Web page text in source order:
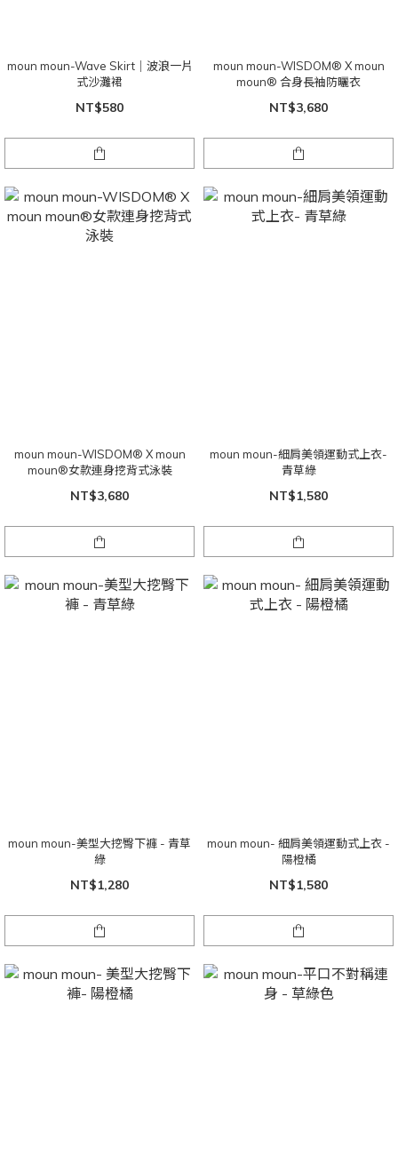
moun moun-Wave Skirt｜波浪一片
式沙灘裙
NT$580
moun moun-WISDOM® X moun
moun® 合身長袖防曬衣
NT$3,680
moun moun-WISDOM® X moun
moun®女款連身挖背式泳裝
NT$3,680
moun moun-細肩美領運動式上衣-
青草綠
NT$1,580
moun moun-美型大挖臀下褲 - 青草
綠
NT$1,280
moun moun- 細肩美領運動式上衣 -
陽橙橘
NT$1,580